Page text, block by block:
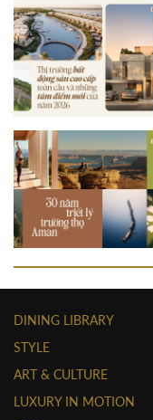
DINING LIBRARY
STYLE
ART & CULTURE
LUXURY IN MOTION